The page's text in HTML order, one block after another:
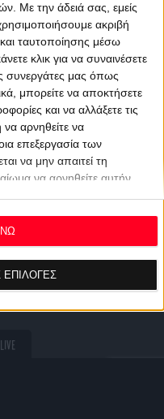
Με την άδειά σας, εμείς
ακριβή
ταυτοποίησης μέσω
κλικ για να συναινέσετε
συνεργάτες μας όπως
μπορείτε να αποκτήσετε
και να αλλάξετε τις
να αρνηθείτε να
επεξεργασία των
να μην απαιτεί τη
να αρνηθείτε αυτήν
πάσα στιγμή
και κάνοντας κλικ στο
της ιστοσελίδας.
ΕΠΙΛΟΓΕΣ